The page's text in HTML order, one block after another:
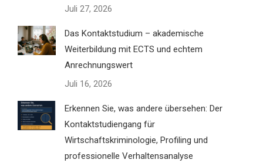
Juli 27, 2026
Das Kontaktstudium – akademische
Weiterbildung mit ECTS und echtem
Anrechnungswert
Juli 16, 2026
Erkennen Sie, was andere übersehen: Der
Kontaktstudiengang für
Wirtschaftskriminologie, Profiling und
professionelle Verhaltensanalyse